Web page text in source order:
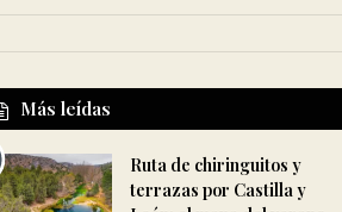
Más leídas
Ruta de chiringuitos y
terrazas por Castilla y